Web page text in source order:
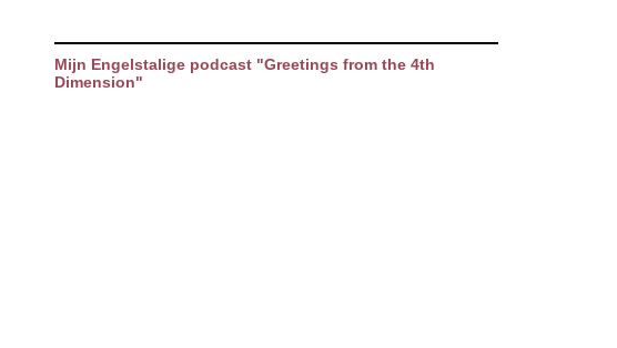
Mijn Engelstalige podcast "Greetings from the 4th
Dimension"